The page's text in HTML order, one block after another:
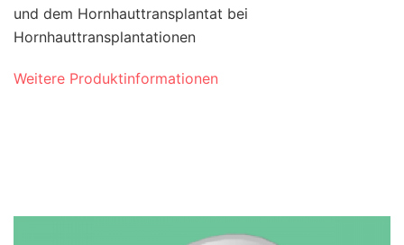
und dem Hornhauttransplantat bei
Hornhauttransplantationen
Weitere Produktinformationen